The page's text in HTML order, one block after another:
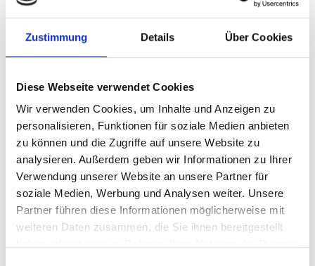
Zustimmung Details Über Cookies
Diese Webseite verwendet Cookies
Wir verwenden Cookies, um Inhalte und Anzeigen zu
personalisieren, Funktionen für soziale Medien anbieten
zu können und die Zugriffe auf unsere Website zu
analysieren. Außerdem geben wir Informationen zu Ihrer
Verwendung unserer Website an unsere Partner für
soziale Medien, Werbung und Analysen weiter. Unsere
Partner führen diese Informationen möglicherweise mit
weiteren Daten zusammen, die Sie ihnen bereitgestellt
Kursgebühren: Einige Fördervereine organisieren
auch kostenpflichtige Kursangebote, wie z.B.
Als Förderverein Kindergarten
Großprojekte finanzieren
Ist einmal eine richtig große Anschaffung bzw. ein
großes Projekt für den Kindergartengeplant, so
kommen jedoch auch die oben genannten